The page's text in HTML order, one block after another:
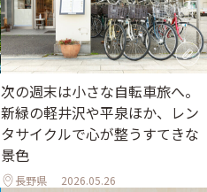
次の週末は小さな自転車旅へ。
新緑の軽井沢や平泉ほか、レン
タサイクルで心が整うすてきな
景色
長野県 2026.05.26